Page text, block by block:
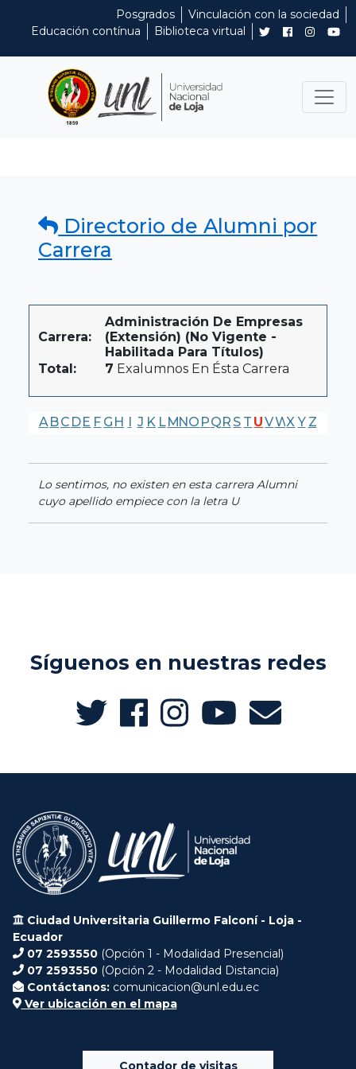
Posgrados
Vinculación con la sociedad
Educación contínua
Biblioteca virtual
Directorio de Alumni por
Carrera
Carrera:
Administración De Empresas
(extensión) (No Vigente -
Habilitada Para Títulos)
Total:
7 Exalumnos En Ésta Carrera
A BC DE F G H I J K LMNO PQR S T UVWX Y Z
Lo sentimos, no existen en esta carrera Alumni
cuyo apellido empiece con la letra U
Síguenos en nuestras redes
Ciudad Universitaria Guillermo Falconí - Loja -
Ecuador
07 2593550 (Opción 1 - Modalidad Presencial)
07 2593550 (Opción 2 - Modalidad Distancia)
Contáctanos: comunicacion@unl.edu.ec
Ver ubicación en el mapa
Contador de visitas